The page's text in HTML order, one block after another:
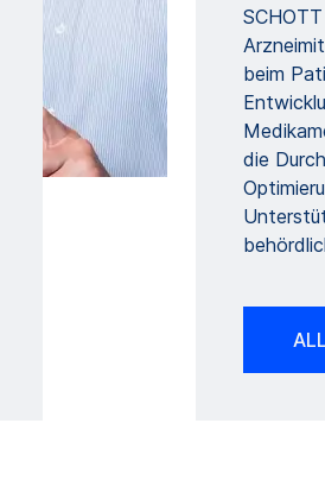
beim
die